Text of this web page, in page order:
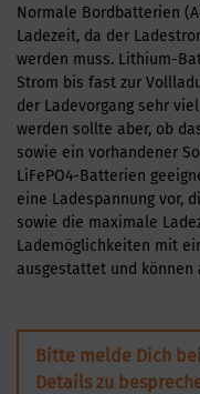
Normale Bordbatterien
Ladezeit, da der
werden muss. Lithium-
Strom bis fast zur
der Ladevorgang sehr
werden sollte aber, ob
sowie ein vorhandener
LiFePO4-Batterien
eine Ladespannung vor,
sowie die maximale
Lademöglichkeiten mit
ausgestattet und
Bitte melde Dich
Details zu